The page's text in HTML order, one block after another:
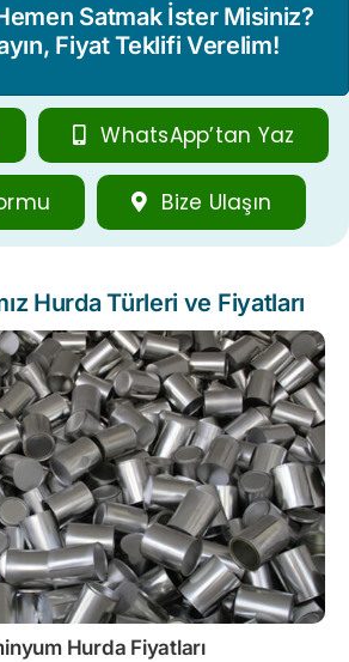
Hemen Satmak İster Misiniz?
Fiyat Teklifi Verelim!
WhatsApp’tan Yaz
Bize Ulaşın
Hurda Türleri ve Fiyatları
Hurda Fiyatları